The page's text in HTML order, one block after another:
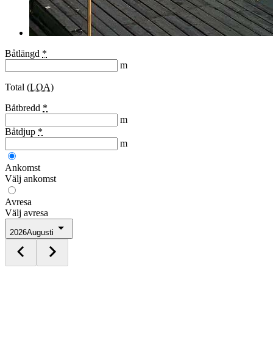
Båtlängd *
m
Total (LOA)
Båtbredd *
m
Båtdjup *
m
Ankomst
Välj ankomst
Avresa
Välj avresa
2026Augusti